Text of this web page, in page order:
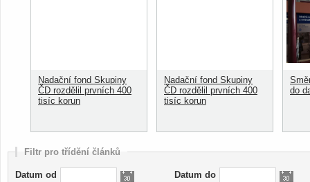
Nadační fond Skupiny
ČD rozdělil prvních 400
tisíc korun
Nadační fond Skupiny
ČD rozdělil prvních 400
tisíc korun
do
Filtr pro třídění článků
Datum od Datum do